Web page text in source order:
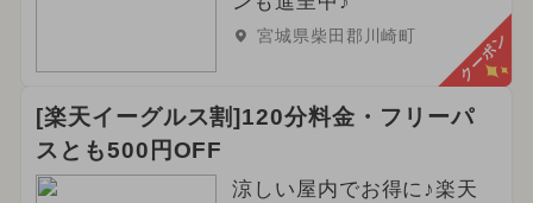
宮城県柴田郡川崎町 クーポン
[楽天イーグルス割]120分料金・フリーパ
スとも500円OFF
涼しい屋内でお得に♪楽天